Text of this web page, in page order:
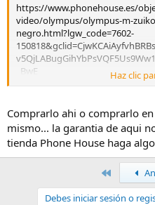
e
m
a
https://www.phonehouse.es/
video/olympus/olympus-m-
negro.html?lgw_code=7602-
_BwE
tienda china, pero no sé si se
tienda Phone House cualquiera.
Buena Buy por 430€, y ha
Haz clic
Comprarlo ahi o comprarlo
mismo... la garantia de aqui
tienda Phone House haga
Primero
Debes iniciar sesión o